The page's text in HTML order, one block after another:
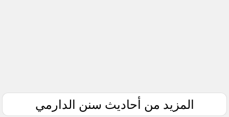
المزيد من أحاديث سنن الدارمي